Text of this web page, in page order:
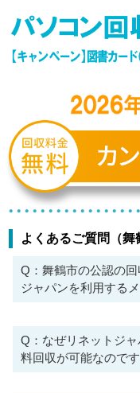
よくあるご質問（舞
Q：舞鶴市の公認の
ジャパンを利用する
Q：なぜリネットジ
料回収が可能なのです